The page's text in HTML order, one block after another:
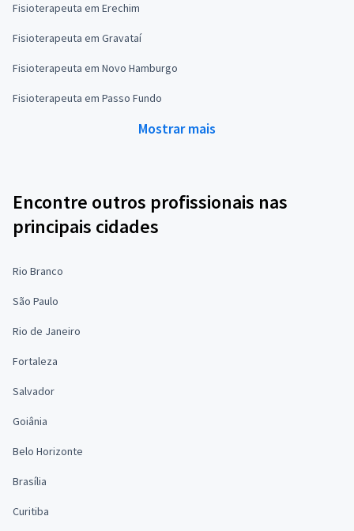
Fisioterapeuta em Erechim
Fisioterapeuta em Gravataí
Fisioterapeuta em Novo Hamburgo
Fisioterapeuta em Passo Fundo
Mostrar mais
Encontre outros profissionais nas
principais cidades
Rio Branco
São Paulo
Rio de Janeiro
Fortaleza
Salvador
Goiânia
Belo Horizonte
Brasília
Curitiba